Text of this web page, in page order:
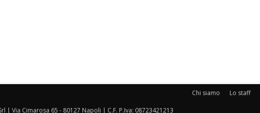
Chi siamo Lo staff
| Via Cimarosa 65 - 80127 Napoli | C.F. P.Iva: 08723421213